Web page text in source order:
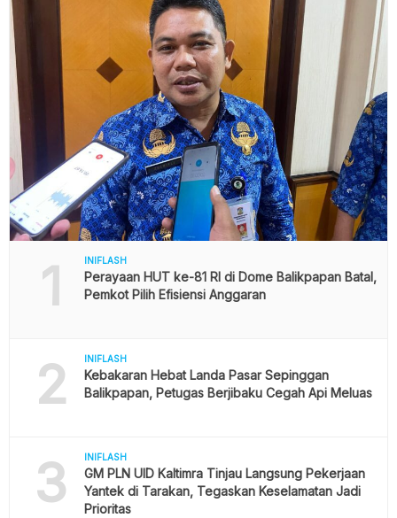
1 INIFLASH
Perayaan HUT ke-81 RI di Dome Balikpapan Batal,
Pemkot Pilih Efisiensi Anggaran
2 INIFLASH
Kebakaran Hebat Landa Pasar Sepinggan
Balikpapan, Petugas Berjibaku Cegah Api Meluas
3 INIFLASH
GM PLN UID Kaltimra Tinjau Langsung Pekerjaan
Yantek di Tarakan, Tegaskan Keselamatan Jadi
Prioritas